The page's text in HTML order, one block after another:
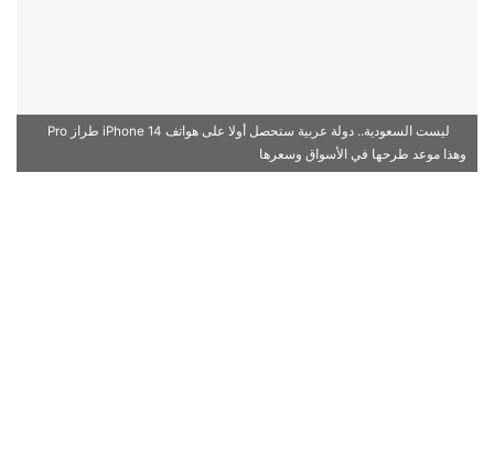
ليست السعودية.. دولة عربية ستحصل أولا على هواتف iPhone 14 طراز Pro
وهذا موعد طرحها في الأسواق وسعرها